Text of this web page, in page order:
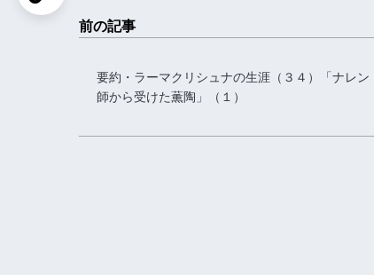
前の記事
要約・ラーマクリシュナの生涯（３４）「ナレン
師から受けた薫陶」（１）